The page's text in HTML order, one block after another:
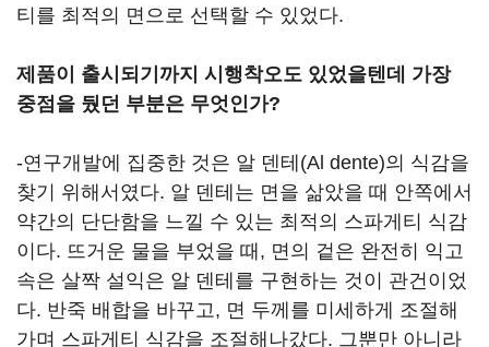
티를 최적의 면으로 선택할 수 있었다.
제품이 출시되기까지 시행착오도 있었을텐데 가장
중점을 뒀던 부분은 무엇인가?
-연구개발에 집중한 것은 알 덴테(Al dente)의 식감을
찾기 위해서였다. 알 덴테는 면을 삶았을 때 안쪽에서
약간의 단단함을 느낄 수 있는 최적의 스파게티 식감
이다. 뜨거운 물을 부었을 때, 면의 겉은 완전히 익고
속은 살짝 설익은 알 덴테를 구현하는 것이 관건이었
다. 반죽 배합을 바꾸고, 면 두께를 미세하게 조절해
가며 스파게티 식감을 조절해나갔다. 그뿐만 아니라